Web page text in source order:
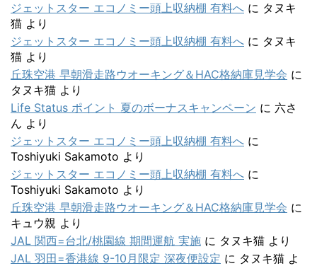
ジェットスター エコノミー頭上収納棚 有料へ に タヌキ
猫 より
ジェットスター エコノミー頭上収納棚 有料へ に タヌキ
猫 より
丘珠空港 早朝滑走路ウオーキング＆HAC格納庫見学会 に
タヌキ猫 より
Life Status ポイント 夏のボーナスキャンペーン に 六さ
ん より
ジェットスター エコノミー頭上収納棚 有料へ に
Toshiyuki Sakamoto より
ジェットスター エコノミー頭上収納棚 有料へ に
Toshiyuki Sakamoto より
丘珠空港 早朝滑走路ウオーキング＆HAC格納庫見学会 に
キュウ親 より
JAL 関西=台北/桃園線 期間運航 実施 に タヌキ猫 より
JAL 羽田=香港線 9-10月限定 深夜便設定 に タヌキ猫 よ